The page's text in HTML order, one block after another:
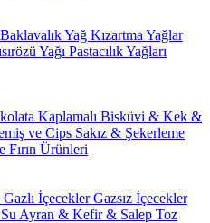
Baklavalık Yağ Kızartma Yağlar
Yağı Pastacılık Yağları
Kaplamalı Bisküvi & Kek &
ve Cips Sakız & Şekerleme
Fırın Ürünleri
Gazlı İçeceklerGazsız İçecekler
Su Ayran & Kefir & Salep Toz